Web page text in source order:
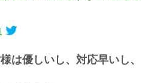
は優しいし、対応早いし、